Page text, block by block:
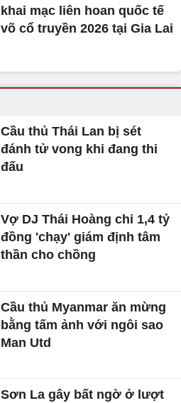
khai mạc liên hoan quốc tế
võ cổ truyền 2026 tại Gia Lai
Cầu thủ Thái Lan bị sét
đánh tử vong khi đang thi
đấu
Vợ DJ Thái Hoàng chi 1,4 tỷ
đồng 'chạy' giám định tâm
thần cho chồng
Cầu thủ Myanmar ăn mừng
bằng tấm ảnh với ngôi sao
Man Utd
Sơn La gây bất ngờ ở lượt